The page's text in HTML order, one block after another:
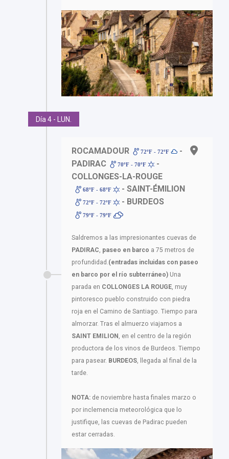
Día 4 - LUN.
ROCAMADOUR 72ºF - 72ºF
-
PADIRAC
70ºF - 70ºF
-
COLLONGES-LA-ROUGE
68ºF - 68ºF - SAINT-ÉMILION
72ºF - 72ºF - BURDEOS
79ºF - 79ºF
Saldremos a las impresionantes cuevas de
PADIRAC paseo en barco a 75 metros de
profundidad. (entradas incluidas con paseo
en barco por el río subterráneo) Una
parada en COLLONGES LA ROUGE , muy
pintoresco pueblo construido con piedra
roja en el Camino de Santiago. Tiempo para
almorzar. Tras el almuerzo viajamos a
SAINT EMILION , en el centro de la región
productora de los vinos de Burdeos. Tiempo
para pasear. BURDEOS , llegada al final de la
tarde.
NOTA: de noviembre hasta finales marzo o
por inclemencia meteorológica que lo
justifique, las cuevas de Padirac pueden
estar cerradas.